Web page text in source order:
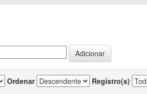
Ordenar Registro(s)